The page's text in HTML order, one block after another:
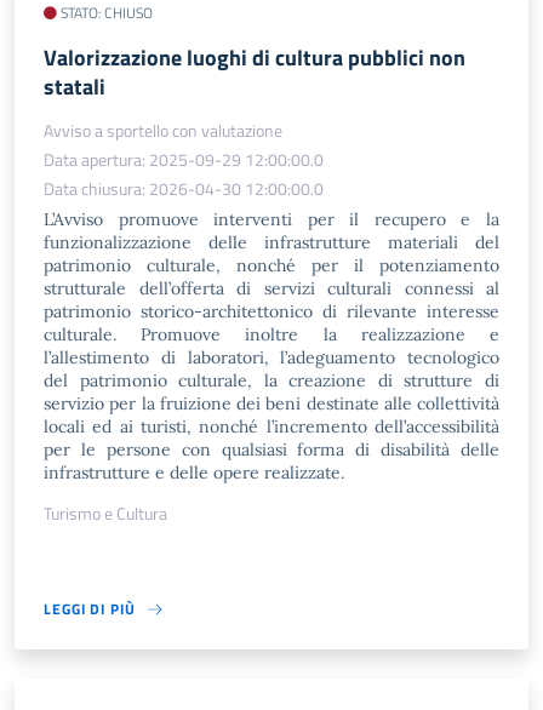
STATO: CHIUSO
Valorizzazione luoghi di cultura pubblici non
statali
Avviso a sportello con valutazione
Data apertura: 2025-09-29 12:00:00.0
Data chiusura: 2026-04-30 12:00:00.0
L’Avviso promuove interventi per il recupero e la
funzionalizzazione delle infrastrutture materiali del
patrimonio culturale, nonché per il potenziamento
strutturale dell’offerta di servizi culturali connessi al
patrimonio storico-architettonico di rilevante interesse
culturale. Promuove inoltre la realizzazione e
l’allestimento di laboratori, l’adeguamento tecnologico
del patrimonio culturale, la creazione di strutture di
servizio per la fruizione dei beni destinate alle collettività
locali ed ai turisti, nonché l’incremento dell’accessibilità
per le persone con qualsiasi forma di disabilità delle
infrastrutture e delle opere realizzate.
Turismo e Cultura
LEGGI DI PIÙ